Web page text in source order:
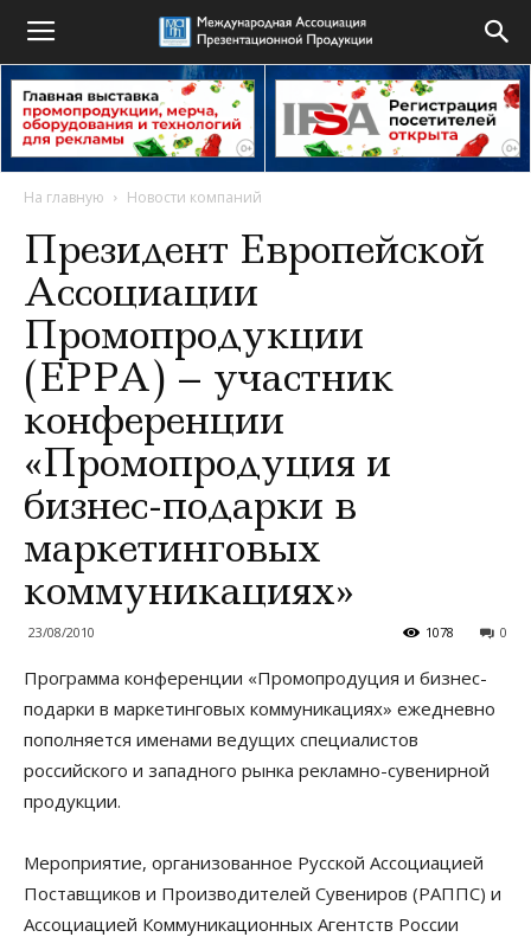
На главную Новости компаний
Президент Европейской
Ассоциации
Промопродукции
(EPPA) – участник
конференции
«Промопродуция и
бизнес-подарки в
маркетинговых
коммуникациях»
23/08/2010 0
1078
Программа конференции «Промопродуция и бизнес-
подарки в маркетинговых коммуникациях» ежедневно
пополняется именами ведущих специалистов
российского и западного рынка рекламно-сувенирной
продукции.
Мероприятие, организованное Русской Ассоциацией
Поставщиков и Производителей Сувениров (РАППС) и
Ассоциацией Коммуникационных Агентств России